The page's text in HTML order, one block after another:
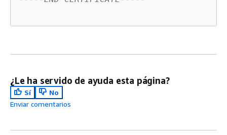
¿Le ha servido de ayuda esta página?
Sí
No
Enviar comentarios